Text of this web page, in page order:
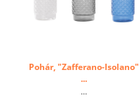
Pohár, "Zafferano-Isolano"
...
...